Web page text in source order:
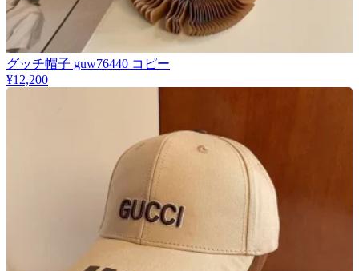
グッチ帽子 guw76440 コピー
¥12,200